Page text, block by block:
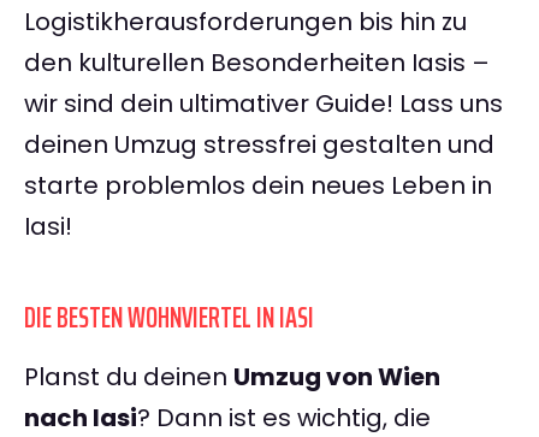
Logistikherausforderungen bis hin zu
den kulturellen Besonderheiten Iasis –
wir sind dein ultimativer Guide! Lass uns
deinen Umzug stressfrei gestalten und
starte problemlos dein neues Leben in
Iasi!
DIE BESTEN WOHNVIERTEL IN IASI
Planst du deinen Umzug von Wien
nach Iasi? Dann ist es wichtig, die